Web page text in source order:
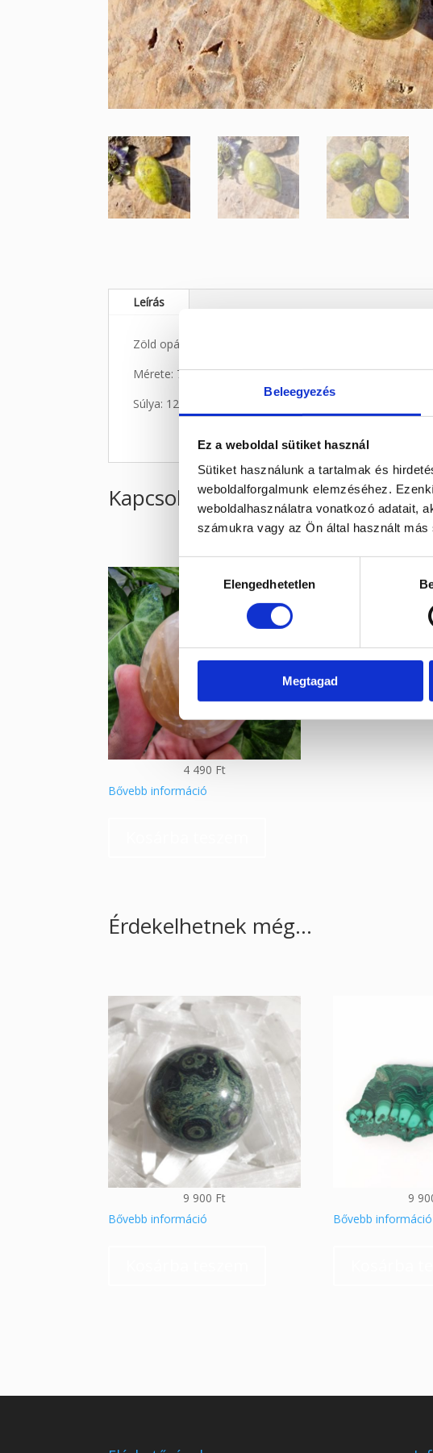
Beleegyezés
Ez a weboldal sütiket használ
Sütiket használunk a tartalmak és
weboldalforgalmunk elemzéséhez.
weboldalhasználatra vonatkozó adatait,
számukra vagy az Ön által használt
Hozzájárulás
kiválasztásaElengedhetetlen
Megtagad
Leírás
Zöld opál ásvány marokkő, Madagaszkárról.
Mérete: 7,4 cm
Súlya: 128 g
Kapcsolódó termékek
4 490 Ft
Bővebb információ
Érdekelhetnek még…
9 900 Ft
Bővebb információ
9
Bővebb információ